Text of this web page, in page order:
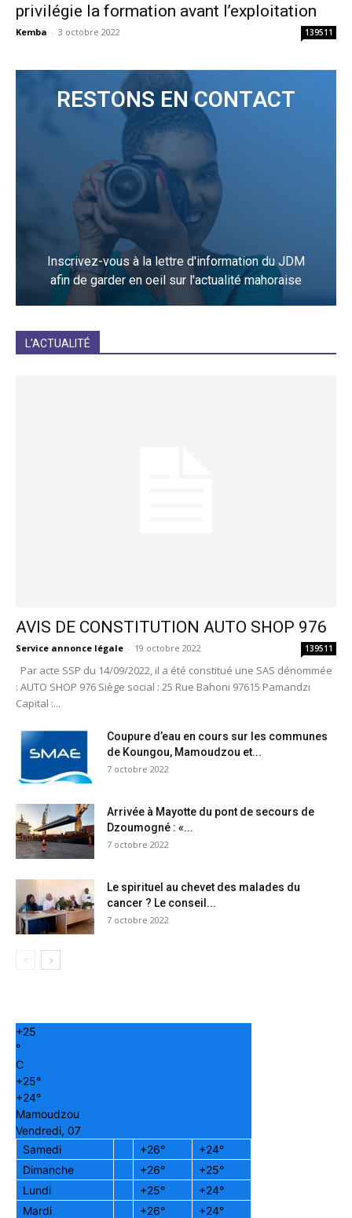
privilégie la formation avant l’exploitation
Kemba - 3 octobre 2022 139511
RESTONS EN CONTACT
Inscrivez-vous à la lettre d'information du JDM
afin de garder en oeil sur l'actualité mahoraise
L'ACTUALITÉ
AVIS DE CONSTITUTION AUTO SHOP 976
Service annonce légale - 19 octobre 2022 139511
Par acte SSP du 14/09/2022, il a été constitué une SAS dénommée
: AUTO SHOP 976 Siège social : 25 Rue Bahoni 97615 Pamandzi
Capital :...
Coupure d’eau en cours sur les communes
de Koungou, Mamoudzou et...
7 octobre 2022
Arrivée à Mayotte du pont de secours de
Dzoumogné : «...
7 octobre 2022
Le spirituel au chevet des malades du
cancer ? Le conseil...
7 octobre 2022
+25
°
C
+25°
+24°
Mamoudzou
Vendredi, 07
Samedi
+26° +24°
Dimanche
+26° +25°
Lundi
+25° +24°
Mardi
+26° +24°